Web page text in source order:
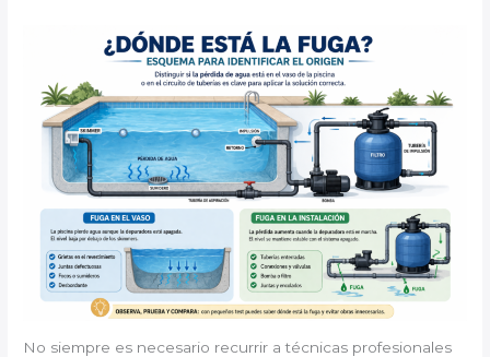
No siempre es necesario recurrir a técnicas profesionales